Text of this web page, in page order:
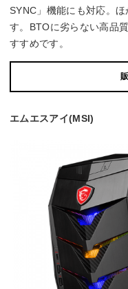
SYNC」機能にも対応。
す。BTOに劣らない高品
すすめです。
エムエスアイ(MSI)